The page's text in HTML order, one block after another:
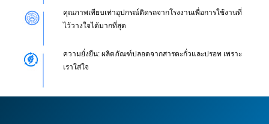
คุณภาพเทียบเท่าอุปกรณ์ติดรถจากโรงงานเพื่อการใช้งานที่
ไว้วางใจได้มากที่สุด
ความยั่งยืน: ผลิตภัณฑ์ปลอดจากสารตะกั่วและปรอท เพราะ
เราใส่ใจ